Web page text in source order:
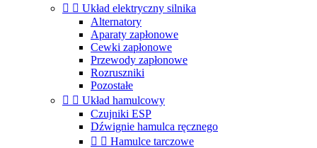
  Układ elektryczny silnika
Alternatory
Aparaty zapłonowe
Cewki zapłonowe
Przewody zapłonowe
Rozruszniki
Pozostałe
  Układ hamulcowy
Czujniki ESP
Dźwignie hamulca ręcznego
  Hamulce tarczowe